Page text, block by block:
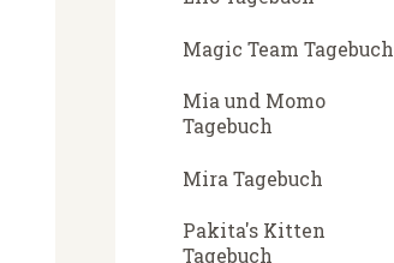
Magic Team Tagebuch
Mia und Momo
Tagebuch
Mira Tagebuch
Pakita's Kitten
Tagebuch